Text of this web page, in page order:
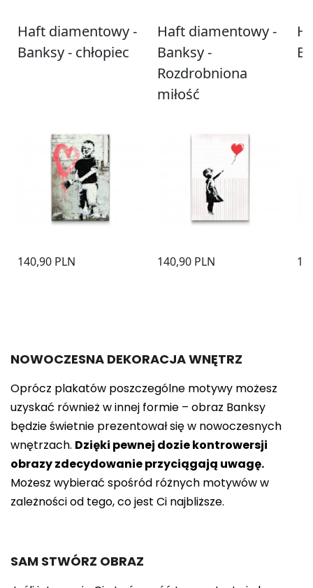
NOWOCZESNA DEKORACJA WNĘTRZ
Oprócz plakatów poszczególne motywy możesz
uzyskać również w innej formie – obraz Banksy
będzie świetnie prezentował się w nowoczesnych
wnętrzach. Dzięki pewnej dozie kontrowersji
obrazy zdecydowanie przyciągają uwagę.
Możesz wybierać spośród różnych motywów w
zależności od tego, co jest Ci najbliższe.
SAM STWÓRZ OBRAZ